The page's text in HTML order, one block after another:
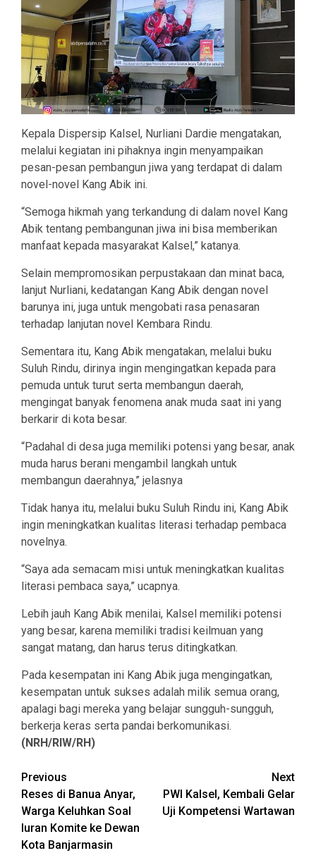
Kepala Dispersip Kalsel, Nurliani Dardie mengatakan,
melalui kegiatan ini pihaknya ingin menyampaikan
pesan-pesan pembangun jiwa yang terdapat di dalam
novel-novel Kang Abik ini.
“Semoga hikmah yang terkandung di dalam novel Kang
Abik tentang pembangunan jiwa ini bisa memberikan
manfaat kepada masyarakat Kalsel,” katanya.
Selain mempromosikan perpustakaan dan minat baca,
lanjut Nurliani, kedatangan Kang Abik dengan novel
barunya ini, juga untuk mengobati rasa penasaran
terhadap lanjutan novel Kembara Rindu.
Sementara itu, Kang Abik mengatakan, melalui buku
Suluh Rindu, dirinya ingin mengingatkan kepada para
pemuda untuk turut serta membangun daerah,
mengingat banyak fenomena anak muda saat ini yang
berkarir di kota besar.
“Padahal di desa juga memiliki potensi yang besar, anak
muda harus berani mengambil langkah untuk
membangun daerahnya,” jelasnya
Tidak hanya itu, melalui buku Suluh Rindu ini, Kang Abik
ingin meningkatkan kualitas literasi terhadap pembaca
novelnya.
“Saya ada semacam misi untuk meningkatkan kualitas
literasi pembaca saya,” ucapnya.
Lebih jauh Kang Abik menilai, Kalsel memiliki potensi
yang besar, karena memiliki tradisi keilmuan yang
sangat matang, dan harus terus ditingkatkan.
Pada kesempatan ini Kang Abik juga mengingatkan,
kesempatan untuk sukses adalah milik semua orang,
apalagi bagi mereka yang belajar sungguh-sungguh,
berkerja keras serta pandai berkomunikasi.
(NRH/RIW/RH)
Continue
Reading
Previous
Reses di Banua Anyar,
Warga Keluhkan Soal
Iuran Komite ke Dewan
Kota Banjarmasin
Next
PWI Kalsel, Kembali Gelar
Uji Kompetensi Wartawan